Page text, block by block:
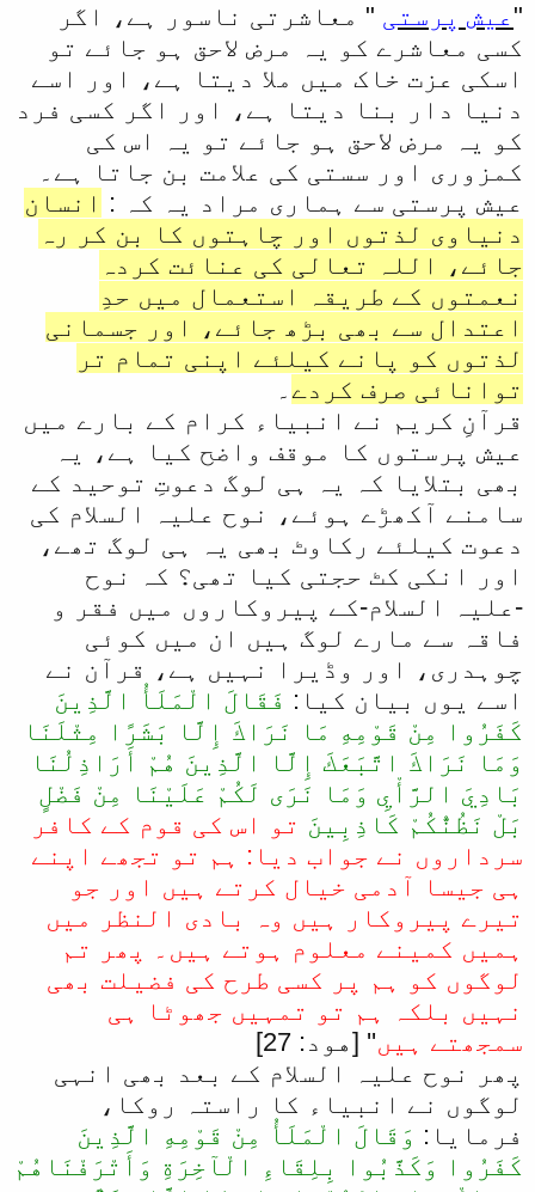
"عیش پرستی " معاشرتی ناسور ہے، اگر
کسی معاشرے کو یہ مرض لاحق ہو جائے تو
اسکی عزت خاک میں ملا دیتا ہے، اور اسے
دنیا دار بنا دیتا ہے، اور اگر کسی فرد
کو یہ مرض لاحق ہو جائے تو یہ اس کی
کمزوری اور سستی کی علامت بن جاتا ہے۔
عیش پرستی سے ہماری مراد یہ کہ : انسان
دنیاوی لذتوں اور چاہتوں کا بن کر رہ
جائے، اللہ تعالی کی عنائت کردہ
نعمتوں کے طریقہ استعمال میں حدِ
اعتدال سے بھی بڑھ جائے، اور جسمانی
لذتوں کو پانے کیلئے اپنی تمام تر
توانائی صرف کردے۔
قرآنِ کریم نے انبیاء کرام کے بارے میں
عیش پرستوں کا موقف واضح کیا ہے، یہ
بھی بتلایا کہ یہ ہی لوگ دعوتِ توحید کے
سامنے آکھڑے ہوئے، نوح علیہ السلام کی
دعوت کیلئے رکاوٹ بھی یہ ہی لوگ تھے،
اور انکی کٹ حجتی کیا تھی؟ کہ نوح
-علیہ السلام-کے پیروکاروں میں فقر و
فاقہ سے مارے لوگ ہیں ان میں کوئی
چوہدری، اور وڈیرا نہیں ہے، قرآن نے
اسے یوں بیان کیا: فَقَالَ الْمَلَأُ الَّذِينَ
كَفَرُوا مِنْ قَوْمِهِ مَا نَرَاكَ إِلَّا بَشَرًا مِثْلَنَا
وَمَا نَرَاكَ اتَّبَعَكَ إِلَّا الَّذِينَ هُمْ أَرَاذِلُنَا
بَادِيَ الرَّأْيِ وَمَا نَرَى لَكُمْ عَلَيْنَا مِنْ فَضْلٍ
بَلْ نَظُنُّكُمْ كَاذِبِينَ تو اس کی قوم کے کافر
سرداروں نے جواب دیا: ہم تو تجھے اپنے
ہی جیسا آدمی خیال کرتے ہیں اور جو
تیرے پیروکار ہیں وہ بادی النظر میں
ہمیں کمینے معلوم ہوتے ہیں۔ پھر تم
لوگوں کو ہم پر کسی طرح کی فضیلت بھی
نہیں بلکہ ہم تو تمہیں جھوٹا ہی
سمجھتے ہیں'' [هود: 27]
پھر نوح علیہ السلام کے بعد بھی انہی
لوگوں نے انبیاء کا راستہ روکا،
فرمایا: وَقَالَ الْمَلَأُ مِنْ قَوْمِهِ الَّذِينَ
كَفَرُوا وَكَذَّبُوا بِلِقَاءِ الْآخِرَةِ وَأَتْرَفْنَاهُمْ